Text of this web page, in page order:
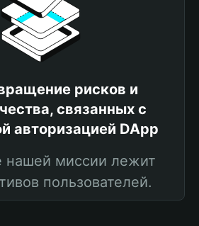
рисков и
связанных с
авторизацией DApp
нашей миссии лежит
пользователей.